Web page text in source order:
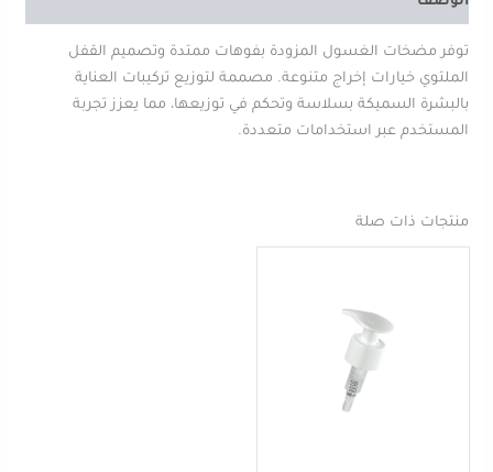
توفر مضخات الغسول المزودة بفوهات ممتدة وتصميم القفل
الملتوي خيارات إخراج متنوعة. مصممة لتوزيع تركيبات العناية
بالبشرة السميكة بسلاسة وتحكم في توزيعها، مما يعزز تجربة
المستخدم عبر استخدامات متعددة.
منتجات ذات صلة